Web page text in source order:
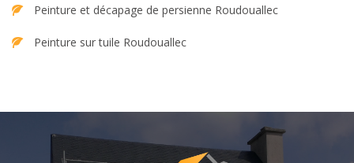
Peinture et décapage de persienne Roudouallec
Peinture sur tuile Roudouallec